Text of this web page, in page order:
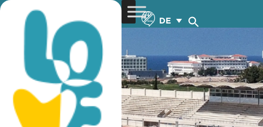
DE
fußball training